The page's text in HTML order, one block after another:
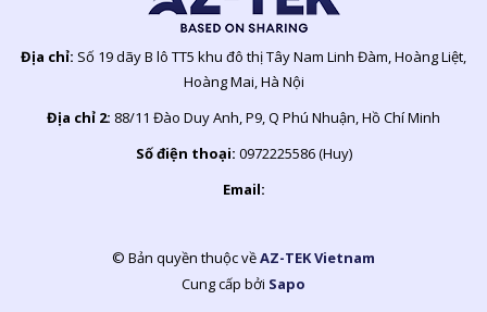
Địa chỉ: Số 19 dãy B lô TT5 khu đô thị Tây Nam Linh Đàm, Hoàng Liệt,
Hoàng Mai, Hà Nội
Địa chỉ 2: 88/11 Đào Duy Anh, P9, Q Phú Nhuận, Hồ Chí Minh
Số điện thoại: 0972225586 (Huy)
Email:
© Bản quyền thuộc vềAZ-TEK Vietnam
Cung cấp bởi Sapo